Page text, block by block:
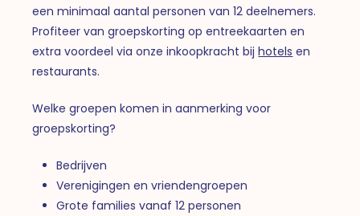
een minimaal aantal personen van 12 deelnemers.
Profiteer van groepskorting op entreekaarten en
extra voordeel via onze inkoopkracht bijhotels en
restaurants.
Welke groepen komen in aanmerking voor
groepskorting?
Bedrijven
Verenigingen en vriendengroepen
Grote families vanaf 12 personen